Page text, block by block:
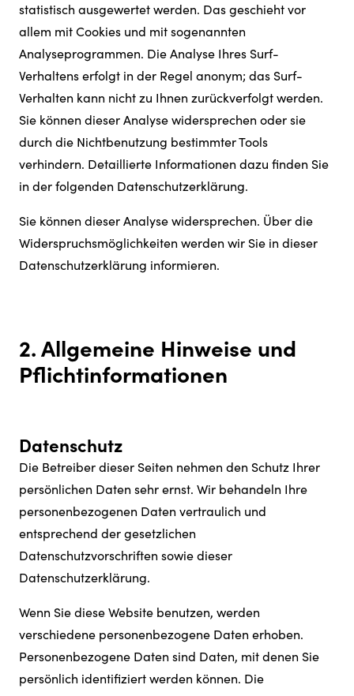
statistisch ausgewertet werden. Das geschieht vor
allem mit Cookies und mit sogenannten
Analyseprogrammen. Die Analyse Ihres Surf-
Verhaltens erfolgt in der Regel anonym; das Surf-
Verhalten kann nicht zu Ihnen zurückverfolgt werden.
Sie können dieser Analyse widersprechen oder sie
durch die Nichtbenutzung bestimmter Tools
verhindern. Detaillierte Informationen dazu finden Sie
in der folgenden Datenschutzerklärung.
Sie können dieser Analyse widersprechen. Über die
Widerspruchsmöglichkeiten werden wir Sie in dieser
Datenschutzerklärung informieren.
2. Allgemeine Hinweise und
Pflichtinformationen
Datenschutz
Die Betreiber dieser Seiten nehmen den Schutz Ihrer
persönlichen Daten sehr ernst. Wir behandeln Ihre
personenbezogenen Daten vertraulich und
entsprechend der gesetzlichen
Datenschutzvorschriften sowie dieser
Datenschutzerklärung.
Wenn Sie diese Website benutzen, werden
verschiedene personenbezogene Daten erhoben.
Personenbezogene Daten sind Daten, mit denen Sie
persönlich identifiziert werden können. Die